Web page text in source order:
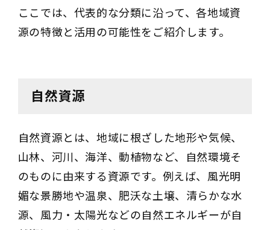
ここでは、代表的な分類に沿って、各地域資
源の特徴と活用の可能性をご紹介します。
自然資源
自然資源とは、地域に根ざした地形や気候、
山林、河川、海洋、動植物など、自然環境そ
のものに由来する資源です。例えば、風光明
媚な景勝地や温泉、肥沃な土壌、清らかな水
源、風力・太陽光などの自然エネルギーが自